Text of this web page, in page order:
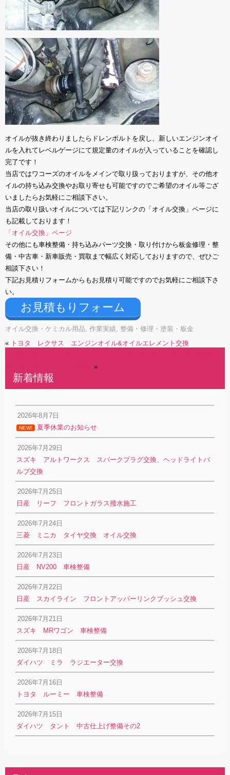
オイルが抜き終わりましたらドレンボルトを戻し、新しいエンジンオイ
ルを入れてレベルゲージにて規定量のオイルが入っていることを確認し
完了です！
当店ではワコーズのオイルをメインで取り扱っておりますが、その他オ
イルの持ち込み交換やお取り寄せも可能ですのでご希望のオイル等ござ
いましたらお気軽にご相談下さい。
当店の取り扱いオイルについては下記リンクの「オイル交換」ページに
も記載しております！
「オイル交換」ページ
その他にも車検整備・持ち込みパーツ交換・取り付けから板金修理・整
備・中古車・新車販売・買取まで幅広く対応しておりますので、ぜひご
相談下さい！
下記お見積りフォームからもお見積り可能ですのでお気軽にご相談下さ
い。
お見積もりフォーム
オイル交換・ケミカル用品, 作業実績, 整備・修理・塗装・板金
« トヨタ レクサス エンジンオイル&オイルエレメント交換
»
新着情報
2026年8月7日
NEW! 夏季休業のお知らせ
2026年7月29日
スズキ アルトワークス スパークプラグ交換、ヘッドライトバ
ルブ交換
2026年7月25日
日産 リーフ フロントガラス撥水施工
2026年7月24日
三菱 ミニカ タイヤ交換 オイル交換
2026年7月23日
日産 NV200 車検整備
2026年7月22日
日産 スカイライン フロントアッパーリンクブッシュ交換
2026年7月21日
スズキ MRワゴン 車検整備
2026年7月18日
ダイハツ ミラ ラジエーター交換
2026年7月16日
トヨタ ルーミー 車検整備
2026年7月15日
ダイハツ タント 中古仕上げ整備その2